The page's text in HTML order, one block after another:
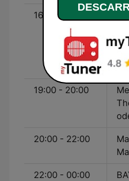
16:00 - 19:00
19:00 - 20:00
20:00 - 22:00
22:00 - 00:00